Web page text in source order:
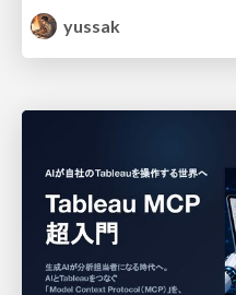
yussak